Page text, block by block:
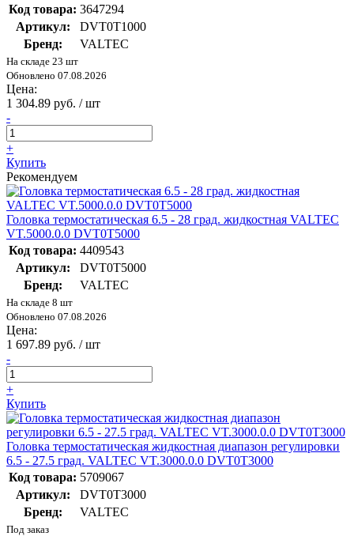
Код товара: 3647294
Артикул:
DVT0T1000
Бренд:
VALTEC
На складе 23 шт
Обновлено 07.08.2026
Цена:
1 304.89 руб. / шт
-
+
Купить
Рекомендуем
Головка термостатическая 6.5 - 28 град. жидкостная VALTEC
VT.5000.0.0 DVT0T5000
Код товара: 4409543
Артикул:
DVT0T5000
Бренд:
VALTEC
На складе 8 шт
Обновлено 07.08.2026
Цена:
1 697.89 руб. / шт
-
+
Купить
Головка термостатическая жидкостная диапазон регулировки
6.5 - 27.5 град. VALTEC VT.3000.0.0 DVT0T3000
Код товара: 5709067
Артикул:
DVT0T3000
Бренд:
VALTEC
Под заказ